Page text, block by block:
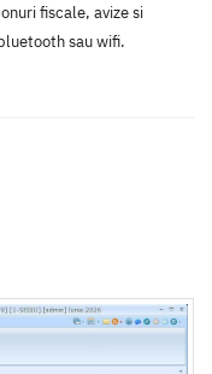
fiscale, avize si
sau wifi.